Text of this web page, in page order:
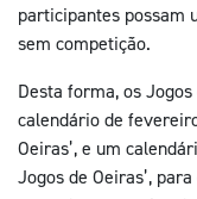
participantes possam
sem competição.
Desta forma, os
calendário de
Oeiras’, e um
Jogos de Oeiras’,